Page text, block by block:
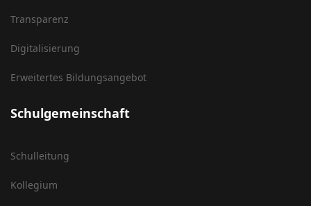
Transparenz
Digitalisierung
Erweitertes Bildungsangebot
Schulgemeinschaft
Schulleitung
Kollegium